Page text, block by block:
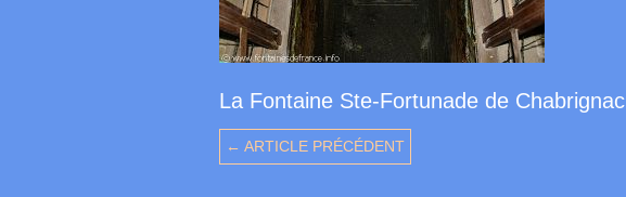
La Fontaine Ste-Fortunade de Chabrignac
← ARTICLE PRÉCÉDENT